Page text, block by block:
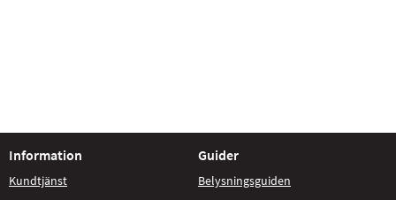
Information
Kundtjänst
Guider
Belysningsguiden